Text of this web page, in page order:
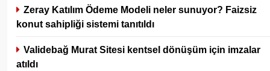
Zeray Katılım Ödeme Modeli neler sunuyor? Faizsiz
konut sahipliği sistemi tanıtıldı
Validebağ Murat Sitesi kentsel dönüşüm için imzalar
atıldı